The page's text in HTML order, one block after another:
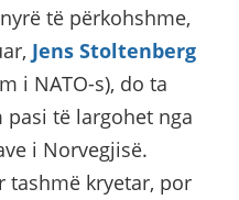
të përkohshme,
Jens Stoltenberg
i NATO-s), do ta
të largohet nga
i Norvegjisë.
tashmë kryetar, por